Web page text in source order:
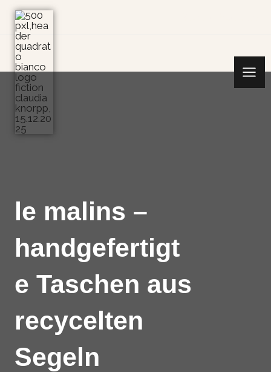
Zum
Inhalt
springen
le malins –
handgefertigt
e Taschen aus
recycelten
Segeln